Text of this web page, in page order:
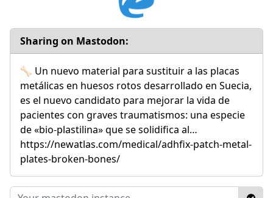
Sharing on Mastodon:
🦴 Un nuevo material para sustituir a las placas
metálicas en huesos rotos desarrollado en Suecia,
es el nuevo candidato para mejorar la vida de
pacientes con graves traumatismos: una especie
de «bio-plastilina» que se solidifica al…
https://newatlas.com/medical/adhfix-patch-metal-
plates-broken-bones/